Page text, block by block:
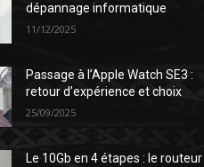
dépannage informatique
11/12/2025
Passage à l’Apple Watch SE3 :
retour d’expérience et choix
25/09/2025
Le 10Gb en 4 étapes : le routeur